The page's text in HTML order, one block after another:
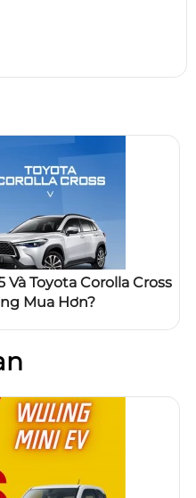
Và Toyota Corolla Cross
Mua Hơn?